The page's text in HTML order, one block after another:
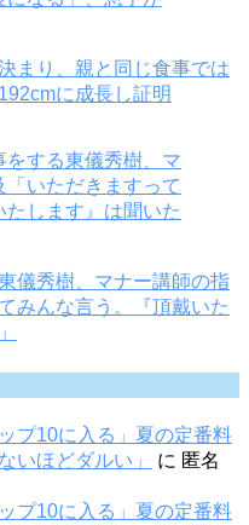
まり、親と同じ食事では
に成長し証明
儀秀樹、マナー講師の指
みんな言う。『頂戴いた
プ10に入る」夏の定番料
ほどダルい」
に 匿名
プ10に入る」夏の定番料